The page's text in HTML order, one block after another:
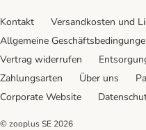
Kontakt Versandkosten und
Allgemeine
Vertrag widerrufen
Zahlungsarten
Über uns
Corporate Website
© zooplus SE 2026